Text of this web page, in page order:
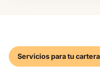
Servicios para tu cartera